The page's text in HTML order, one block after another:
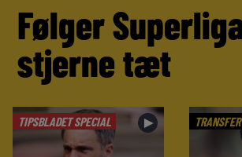
Følger
stjerne tæt
TIPSBLADET SPECIAL ► TRANSFER